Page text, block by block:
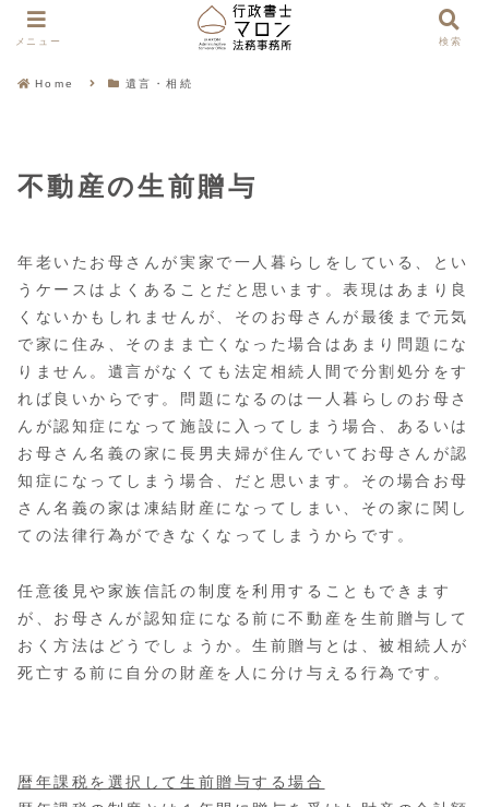
Home 遺言・相続
不動産の生前贈与
年老いたお母さんが実家で一人暮らしをしている、とい
うケースはよくあることだと思います。表現はあまり良
くないかもしれませんが、そのお母さんが最後まで元気
で家に住み、そのまま亡くなった場合はあまり問題にな
りません。遺言がなくても法定相続人間で分割処分をす
れば良いからです。問題になるのは一人暮らしのお母さ
んが認知症になって施設に入ってしまう場合、あるいは
お母さん名義の家に長男夫婦が住んでいてお母さんが認
知症になってしまう場合、だと思います。その場合お母
さん名義の家は凍結財産になってしまい、その家に関し
ての法律行為ができなくなってしまうからです。
任意後見や家族信託の制度を利用することもできます
が、お母さんが認知症になる前に不動産を生前贈与して
おく方法はどうでしょうか。生前贈与とは、被相続人が
死亡する前に自分の財産を人に分け与える行為です。
暦年課税を選択して生前贈与する場合
メニュー 検索